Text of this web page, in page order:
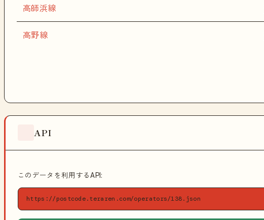
高師浜線
高野線
API
このデータを利用するAPI:
https://postcode.teraren.com/operators/138.json